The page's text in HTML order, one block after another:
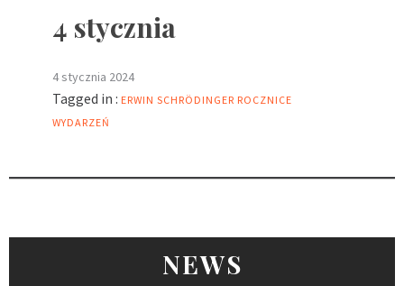
4 stycznia
4 stycznia 2024
Tagged in : ERWIN SCHRÖDINGER ROCZNICE
WYDARZEŃ
NEWS